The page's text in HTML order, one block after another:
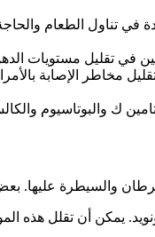
في تناول الطعام
تقليل مستويات
مخاطر الإصابة
ك والبوتاسيوم
والسيطرة
يمكن أن تقلل هذه